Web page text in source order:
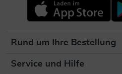
Rund um Ihre Bestellung
Service und Hilfe